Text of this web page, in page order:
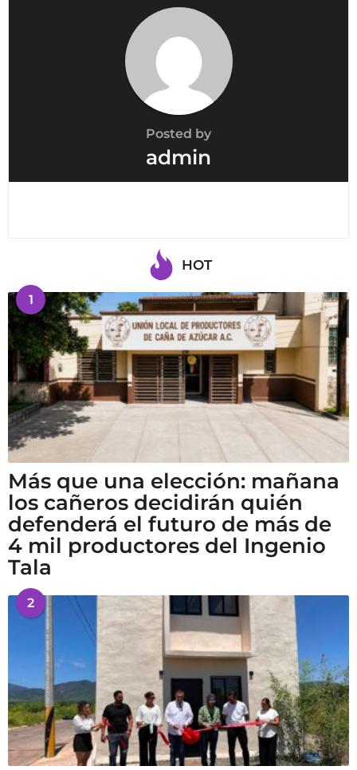
Posted by
admin
HOT
1
Más que una elección: mañana
los cañeros decidirán quién
defenderá el futuro de más de
4 mil productores del Ingenio
Tala
2